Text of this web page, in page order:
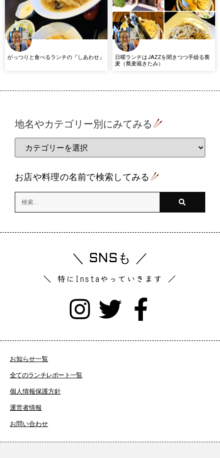
がっつりと食べるランチの『しあわせ』
日曜ランチはJAZZを聞きつつ手繰る蕎
麦（蕎麦蔵きたみ）
地名やカテゴリー別にみてみる
お店や料理の名前で検索してみる
＼ SNSも ／
＼ 特にInstaやっていきます ／
お知らせ一覧
全てのランチレポート一覧
個人情報保護方針
運営者情報
お問い合わせ